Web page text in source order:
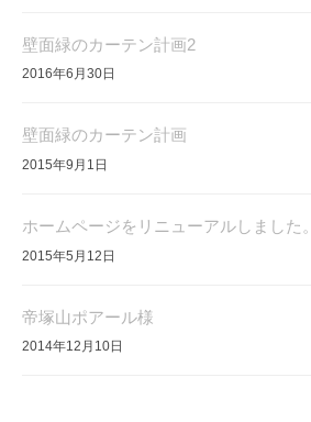
壁面緑のカーテン計画2
2016年6月30日
壁面緑のカーテン計画
2015年9月1日
ホームページをリニューアルしました。
2015年5月12日
帝塚山ポアール様
2014年12月10日